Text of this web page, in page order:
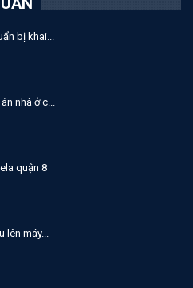
bị khai...
nhà ở c...
quận 8
máy...